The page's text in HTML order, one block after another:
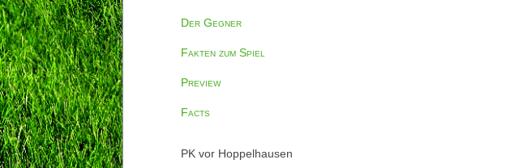
Der Gegner
Fakten zum Spiel
Preview
Facts
PK vor Hoppelhausen